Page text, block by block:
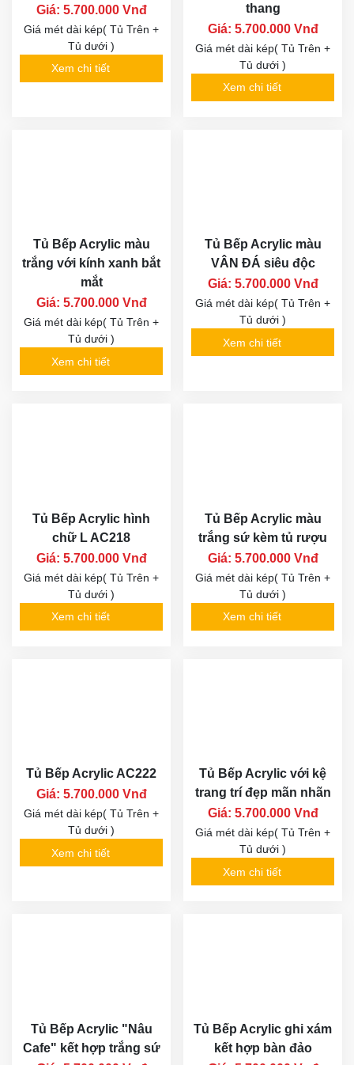
Giá: 5.700.000 Vnđ
Giá mét dài kép( Tủ Trên +
Tủ dưới )
Xem chi tiết
thang
Giá: 5.700.000 Vnđ
Giá mét dài kép( Tủ Trên +
Tủ dưới )
Xem chi tiết
Tủ Bếp Acrylic màu
trắng với kính xanh bắt
mắt
Giá: 5.700.000 Vnđ
Giá mét dài kép( Tủ Trên +
Tủ dưới )
Xem chi tiết
Tủ Bếp Acrylic màu
VÂN ĐÁ siêu độc
Giá: 5.700.000 Vnđ
Giá mét dài kép( Tủ Trên +
Tủ dưới )
Xem chi tiết
Tủ Bếp Acrylic hình
chữ L AC218
Giá: 5.700.000 Vnđ
Giá mét dài kép( Tủ Trên +
Tủ dưới )
Xem chi tiết
Tủ Bếp Acrylic màu
trắng sứ kèm tủ rượu
Giá: 5.700.000 Vnđ
Giá mét dài kép( Tủ Trên +
Tủ dưới )
Xem chi tiết
Tủ Bếp Acrylic AC222
Giá: 5.700.000 Vnđ
Giá mét dài kép( Tủ Trên +
Tủ dưới )
Xem chi tiết
Tủ Bếp Acrylic với kệ
trang trí đẹp mãn nhãn
Giá: 5.700.000 Vnđ
Giá mét dài kép( Tủ Trên +
Tủ dưới )
Xem chi tiết
Tủ Bếp Acrylic "Nâu
Cafe" kết hợp trắng sứ
Tủ Bếp Acrylic ghi xám
kết hợp bàn đảo